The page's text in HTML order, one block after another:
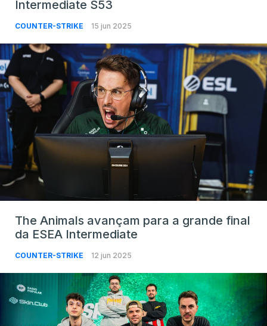
Intermediate S53
COUNTER-STRIKE 15 jun 2025
The Animals avançam para a grande final
da ESEA Intermediate
COUNTER-STRIKE 12 jun 2025